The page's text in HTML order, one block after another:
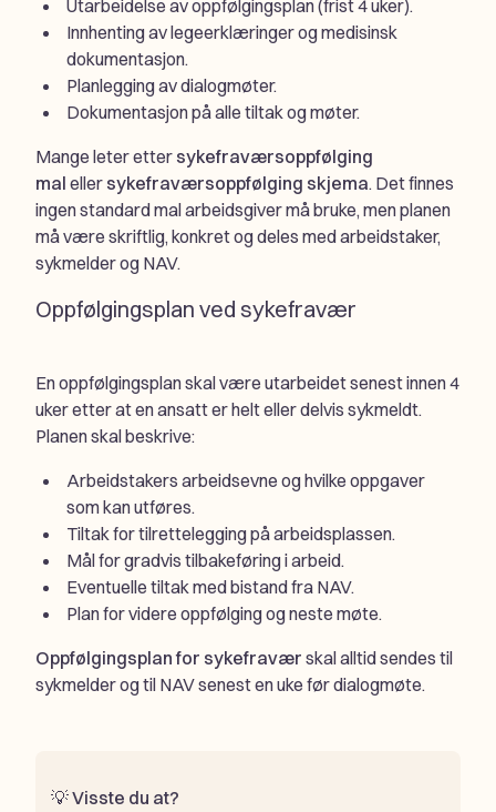
Utarbeidelse av oppfølgingsplan (frist 4 uker).
Innhenting av legeerklæringer og medisinsk
dokumentasjon.
Planlegging av dialogmøter.
Dokumentasjon på alle tiltak og møter.
Mange leter etter sykefraværsoppfølging
mal eller sykefraværsoppfølging skjema. Det finnes
ingen standard mal arbeidsgiver må bruke, men planen
må være skriftlig, konkret og deles med arbeidstaker,
sykmelder og NAV.
Oppfølgingsplan ved sykefravær
En oppfølgingsplan skal være utarbeidet senest innen 4
uker etter at en ansatt er helt eller delvis sykmeldt.
Planen skal beskrive:
Arbeidstakers arbeidsevne og hvilke oppgaver
som kan utføres.
Tiltak for tilrettelegging på arbeidsplassen.
Mål for gradvis tilbakeføring i arbeid.
Eventuelle tiltak med bistand fra NAV.
Plan for videre oppfølging og neste møte.
Oppfølgingsplan for sykefravær skal alltid sendes til
sykmelder og til NAV senest en uke før dialogmøte.
💡Visste du at?